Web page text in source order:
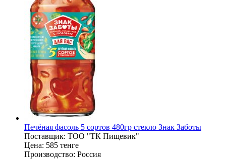
Печёная фасоль 5 сортов 480гр стекло Знак Заботы
Поставщик: ТОО "ТК Пищевик"
Цена: 585 тенге
Производство: Россия